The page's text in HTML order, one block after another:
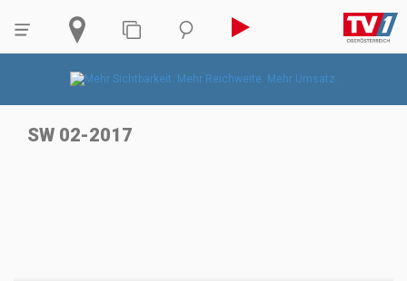
SW 02-2017